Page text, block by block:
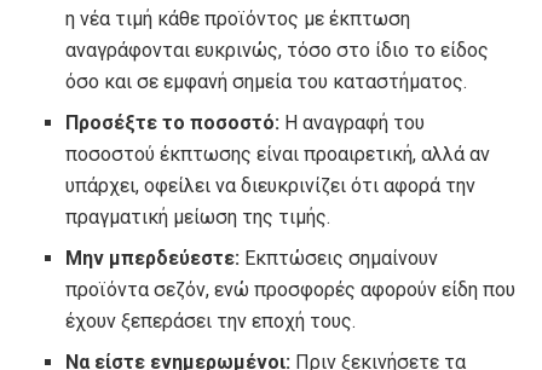
η νέα τιμή κάθε προϊόντος με έκπτωση
αναγράφονται ευκρινώς, τόσο στο ίδιο το είδος
όσο και σε εμφανή σημεία του καταστήματος.
Προσέξτε το ποσοστό: Η αναγραφή του
ποσοστού έκπτωσης είναι προαιρετική, αλλά αν
υπάρχει, οφείλει να διευκρινίζει ότι αφορά την
πραγματική μείωση της τιμής.
Μην μπερδεύεστε: Εκπτώσεις σημαίνουν
προϊόντα σεζόν, ενώ προσφορές αφορούν είδη που
έχουν ξεπεράσει την εποχή τους.
Να είστε ενημερωμένοι: Πριν ξεκινήσετε τα